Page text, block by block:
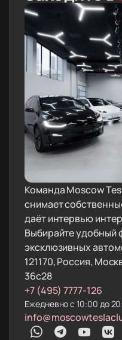
Команда Moscow
снимает
даёт интервью
Выбирайте удобный
эксклюзивных
121170, Россия,
36с28
+7 (495) 7777-126
Ежедневно с 10:00 до